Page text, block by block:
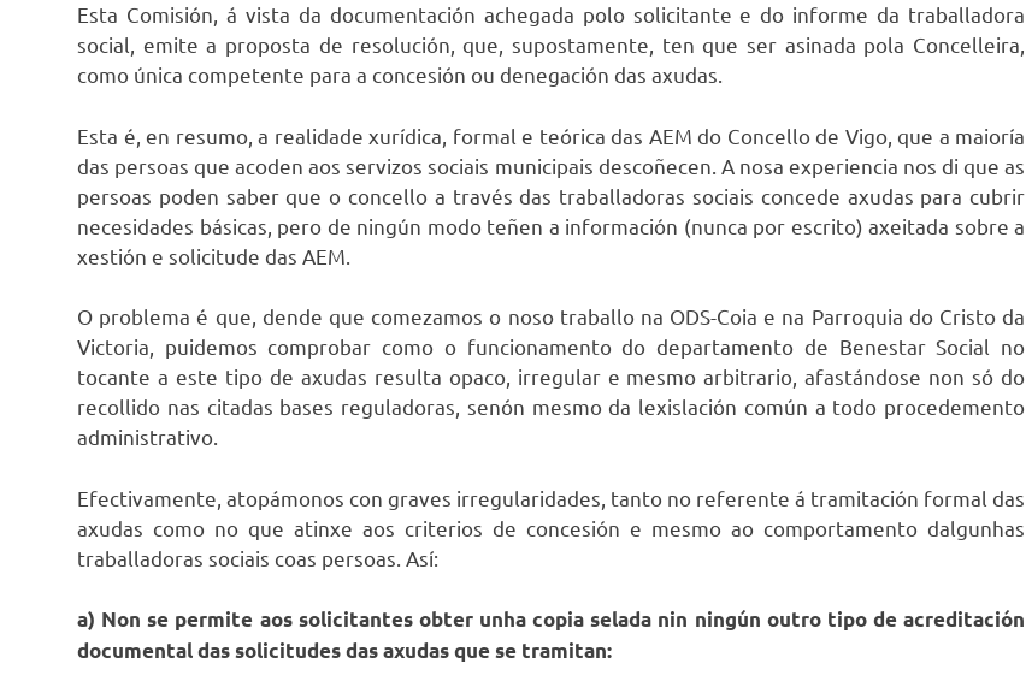
Esta Comisión, á vista da documentación achegada polo solicitante e do informe da traballadora
social, emite a proposta de resolución, que, supostamente, ten que ser asinada pola Concelleira,
como única competente para a concesión ou denegación das axudas.
Esta é, en resumo, a realidade xurídica, formal e teórica das AEM do Concello de Vigo, que a maioría
das persoas que acoden aos servizos sociais municipais descoñecen. A nosa experiencia nos di que as
persoas poden saber que o concello a través das traballadoras sociais concede axudas para cubrir
necesidades básicas, pero de ningún modo teñen a información (nunca por escrito) axeitada sobre a
xestión e solicitude das AEM.
O problema é que, dende que comezamos o noso traballo na ODS-Coia e na Parroquia do Cristo da
Victoria, puidemos comprobar como o funcionamento do departamento de Benestar Social no
tocante a este tipo de axudas resulta opaco, irregular e mesmo arbitrario, afastándose non só do
recollido nas citadas bases reguladoras, senón mesmo da lexislación común a todo procedemento
administrativo.
Efectivamente, atopámonos con graves irregularidades, tanto no referente á tramitación formal das
axudas como no que atinxe aos criterios de concesión e mesmo ao comportamento dalgunhas
traballadoras sociais coas persoas. Así:
a) Non se permite aos solicitantes obter unha copia selada nin ningún outro tipo de acreditación
documental das solicitudes das axudas que se tramitan: